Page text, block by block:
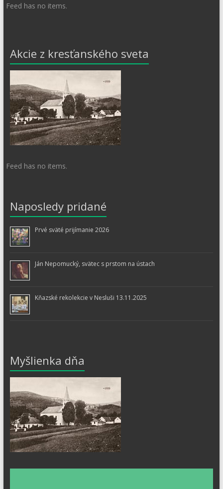
Feed has no items.
Akcie z kresťanského sveta
Feed has no items.
Naposledy pridané
Prvé sväté prijímanie 2026
Ján Nepomucký, svätec s prstom na ústach
Kňazské rekolekcie v Nesluši 13.11.2025
Myšlienka dňa